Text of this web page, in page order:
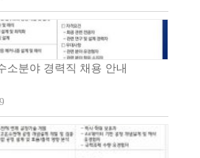
소분야 경력직 채용 안내